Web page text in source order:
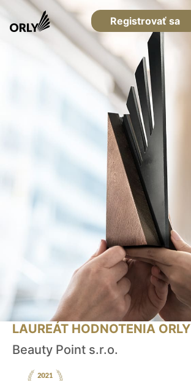
Registrovať sa
LAUREÁT HODNOTENIA ORLY
Beauty Point s.r.o.